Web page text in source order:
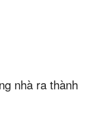
nhà ra thành